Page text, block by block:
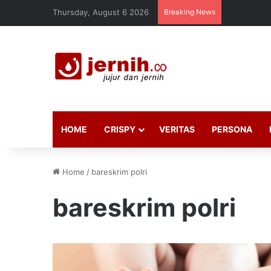
Thursday, August 6 2026 Breaking News
HOME CRISPY VERITAS PERSONA
Home / bareskrim polri
bareskrim polri